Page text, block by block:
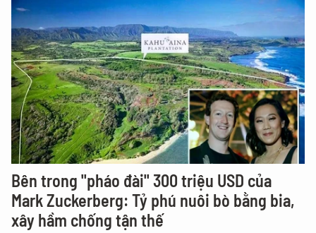
Bên trong "pháo đài" 300 triệu USD của
Mark Zuckerberg: Tỷ phú nuôi bò bằng bia,
xây hầm chống tận thế